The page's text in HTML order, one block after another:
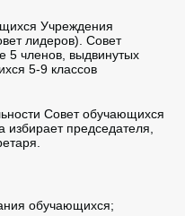
Учреждения
лидеров). Совет
5 членов, выдвинутых
5-9 классов
Совет обучающихся
избирает председателя,
обучающихся;